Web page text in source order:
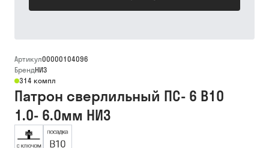
Артикул00000104096
БрендНИЗ
314 компл
Патрон сверлильный ПС- 6 В10
1.0- 6.0мм НИЗ